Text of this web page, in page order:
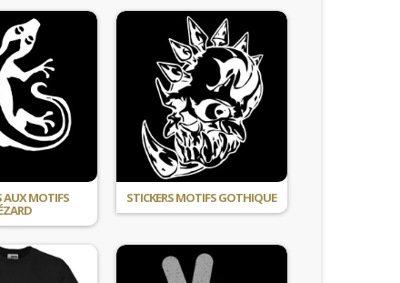
AUX MOTIFS STICKERS MOTIFS GOTHIQUE